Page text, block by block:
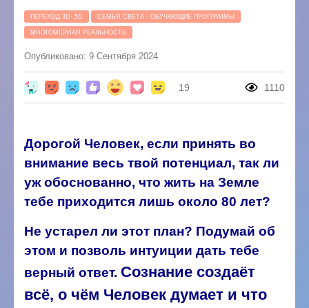
ПЕРЕХОД 3D- 5D СЕМЬЯ СВЕТА - ОБУЧАЮЩИЕ ПРОГРАММЫ
МНОГОМЕРНАЯ РЕАЛЬНОСТЬ
Опубликовано: 9 Сентября 2024
19 1110
Дорогой Человек, если принять во
внимание весь твой потенциал, так ли
уж обоснованно, что жить на Земле
тебе приходится лишь около 80 лет?
Не устарел ли этот план? Подумай об
этом и позволь интуиции дать тебе
верный ответ. Сознание создаёт
всё, о чём Человек думает и что